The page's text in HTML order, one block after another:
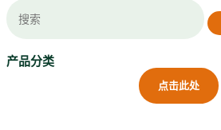
产品分类
点击此处